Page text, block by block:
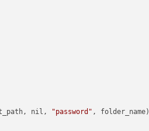
nil,
"password" , folder_name)